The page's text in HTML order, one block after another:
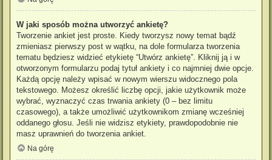
W jaki sposób można utworzyć ankietę?
Tworzenie ankiet jest proste. Kiedy tworzysz nowy temat bądź
zmieniasz pierwszy post w wątku, na dole formularza tworzenia
tematu będziesz widzieć etykietę “Utwórz ankietę”. Kliknij ją i w
otworzonym formularzu podaj tytuł ankiety i co najmniej dwie opcje.
Każdą opcję należy wpisać w nowym wierszu widocznego pola
tekstowego. Możesz określić liczbę opcji, jakie użytkownik może
wybrać, wyznaczyć czas trwania ankiety (0 – bez limitu
czasowego), a także umożliwić użytkownikom zmianę wcześniej
oddanego głosu. Jeśli nie widzisz etykiety, prawdopodobnie nie
masz uprawnień do tworzenia ankiet.
Na górę